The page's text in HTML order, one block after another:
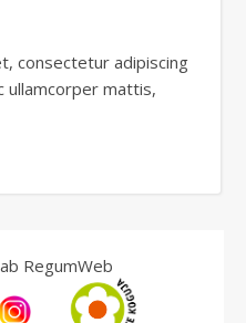
consectetur adipiscing
ullamcorper mattis,
RegumWeb